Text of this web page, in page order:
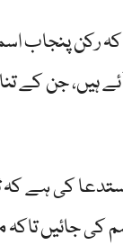
رکن پنجاب
ہیں، جن کے
کی ہے کہ
کی جائیں